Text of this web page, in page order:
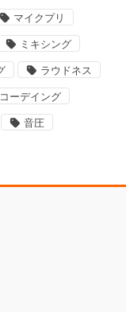
マイクプリ
ミキシング
ラウドネス
ーデイング
音圧